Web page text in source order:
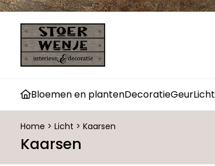
Bloemen en plantenDecoratieGeurLicht
Home > Licht > Kaarsen
Kaarsen